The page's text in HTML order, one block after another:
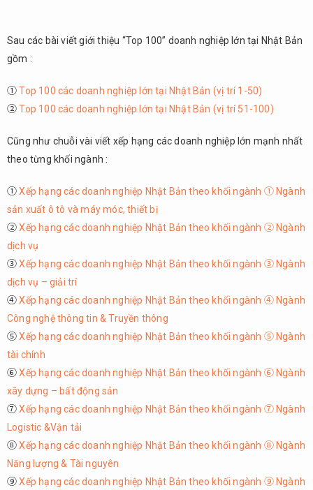
Sau các bài viết giới thiệu “Top 100” doanh nghiệp lớn tại Nhật Bản
gồm :
①Top 100 các doanh nghiệp lớn tại Nhật Bản (vị trí 1-50)
②Top 100 các doanh nghiệp lớn tại Nhật Bản (vị trí 51-100)
Cũng như chuỗi vài viết xếp hạng các doanh nghiệp lớn mạnh nhất
theo từng khối ngành :
①Xếp hạng các doanh nghiệp Nhật Bản theo khối ngành ① Ngành
sản xuất ô tô và máy móc, thiết bị
②Xếp hạng các doanh nghiệp Nhật Bản theo khối ngành ② Ngành
dịch vụ
③Xếp hạng các doanh nghiệp Nhật Bản theo khối ngành ③ Ngành
dịch vụ – giải trí
④Xếp hạng các doanh nghiệp Nhật Bản theo khối ngành ④ Ngành
Công nghệ thông tin & Truyền thông
⑤Xếp hạng các doanh nghiệp Nhật Bản theo khối ngành ⑤ Ngành
tài chính
⑥Xếp hạng các doanh nghiệp Nhật Bản theo khối ngành ⑥ Ngành
xây dựng – bất động sản
⑦Xếp hạng các doanh nghiệp Nhật Bản theo khối ngành ⑦ Ngành
Logistic &Vận tải
⑧Xếp hạng các doanh nghiệp Nhật Bản theo khối ngành ⑧ Ngành
Năng lượng & Tài nguyên
⑨Xếp hạng các doanh nghiệp Nhật Bản theo khối ngành ⑨ Ngành